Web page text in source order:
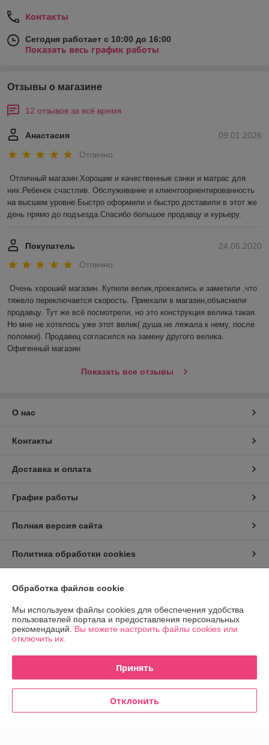
Контакты
Сегодня работает с 10:00 до 16:00
Показать весь график работы
Отзывы о магазине
12 отзывов за всё время
09.01.2026
Анастасия
Отлично
Отличный магазин.Хорошие и качественные санки и матрас для
них.Ребенок счастлив. Обслуживание и клиентоориентированность
на высшем уровне.Быстро оформили и быстро доставили в этот же
день прямо до подъезда.Спасибо большое продавцу и курьеру.
24.06.2020
Покупатель
Отлично
Очень хороший магазин. Купили велик,проехались и заметили ,что
тяжело переключается скорость. Приехали в магазин,объяснили
продавцу. Тут же всё посмотрели, но это конструкция велика такая.
Но мне не хотелось уже этот велик( душа не лежала к нему, после
поломки). Продавец согласился на замену другого велика.
Офигенный магазин
Показать все отзывы
О нас
Контакты
Доставка и оплата
График работы
Полная версия сайта
Политика обработки cookies
Юридическое лицо:Частное торговое унитарное предприятие
«Ильюкевич»
Г.БАРАНОВИЧИ УЛ.ВОЙКОВА 14 ПОМ.7
Обработка файлов cookie
Мы используем файлы cookies для обеспечения удобства
пользователей портала и предоставления персональных
рекомендаций. Вы можете настроить файлы cookies или
отключить их.
Принять
Отклонить